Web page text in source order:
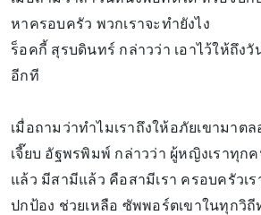
หาครอบครัว พวกเราจะทำยังไง
ร็อคกี้ สุรบดินทร์ กล่าวว่า เอาไว้ให้ถึง
อีกที
เมื่อถามว่าทำไมเราถึงให้อภัยเขามาตล
เจี๊ยบ อัฐพรพิมพ์ กล่าวว่า ผู้หญิงเราทุก
แล้ว มีสามีแล้ว คือสามีเรา ครอบครัวเร
ปกป้อง ช่วยเหลือ ซัพพอร์ตเขาในทุกวิถี